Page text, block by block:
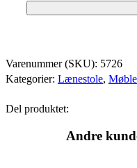
Varenummer (SKU): 5726
Kategorier: Lænestole,
Del produktet:
Andre